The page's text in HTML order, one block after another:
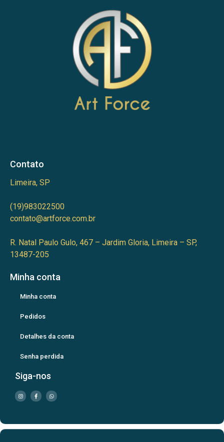
Contato
Limeira, SP
(19)983022500
contato@artforce.com.br
R. Natal Paulo Gulo, 467 – Jardim Gloria, Limeira – SP,
13487-205
Minha conta
Minha conta
Pedidos
Detalhes da conta
Senha perdida
Siga-nos